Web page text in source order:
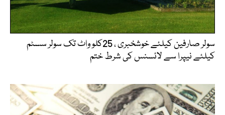
سولر صارفین کیلئے خوشخبری ، 25کلو واٹ تک سولر سسٹم
کیلئے نیپرا سے لائسنس کی شرط ختم